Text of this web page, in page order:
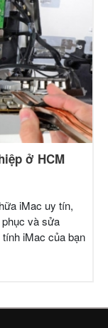
ở HCM
iMac uy tín,
và sửa
iMac của bạn